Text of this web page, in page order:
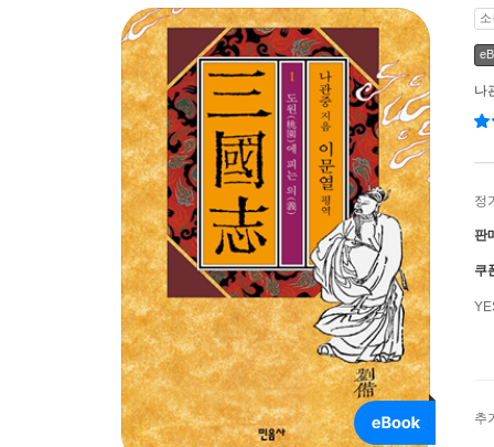
나
정
판
쿠
추